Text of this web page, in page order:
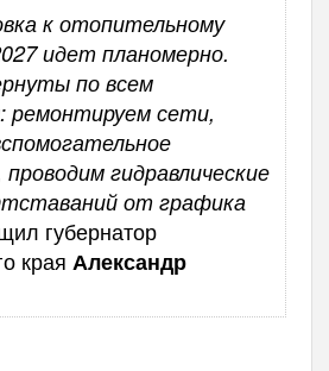
к отопительному
идет планомерно.
по всем
ремонтируем сети,
гидравлические
от графика
губернатор
края Александр